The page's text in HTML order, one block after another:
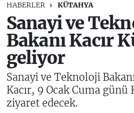
HABERLER KÜTAHYA
Sanayi ve
Bakanı Kacır
geliyor
Sanayi ve Teknoloji
Kacır, 9 Ocak Cuma günü
ziyaret edecek.
Trafik Durumu
Süper Lig Puan Durumu
Tüm Manşetler
Son Dakika Haberleri